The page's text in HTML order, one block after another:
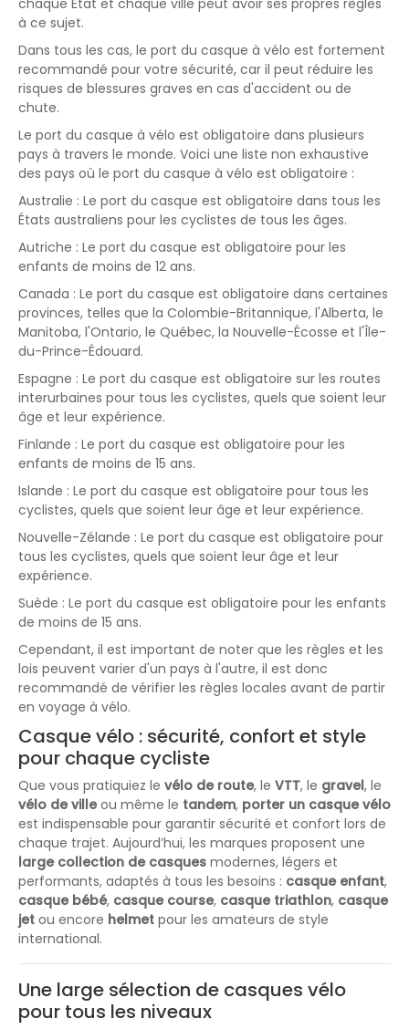
chaque État et chaque ville peut avoir ses propres règles
à ce sujet.
Dans tous les cas, le port du casque à vélo est fortement
recommandé pour votre sécurité, car il peut réduire les
risques de blessures graves en cas d'accident ou de
chute.
Le port du casque à vélo est obligatoire dans plusieurs
pays à travers le monde. Voici une liste non exhaustive
des pays où le port du casque à vélo est obligatoire :
Australie : Le port du casque est obligatoire dans tous les
États australiens pour les cyclistes de tous les âges.
Autriche : Le port du casque est obligatoire pour les
enfants de moins de 12 ans.
Canada : Le port du casque est obligatoire dans certaines
provinces, telles que la Colombie-Britannique, l'Alberta, le
Manitoba, l'Ontario, le Québec, la Nouvelle-Écosse et l'Île-
du-Prince-Édouard.
Espagne : Le port du casque est obligatoire sur les routes
interurbaines pour tous les cyclistes, quels que soient leur
âge et leur expérience.
Finlande : Le port du casque est obligatoire pour les
enfants de moins de 15 ans.
Islande : Le port du casque est obligatoire pour tous les
cyclistes, quels que soient leur âge et leur expérience.
Nouvelle-Zélande : Le port du casque est obligatoire pour
tous les cyclistes, quels que soient leur âge et leur
expérience.
Suède : Le port du casque est obligatoire pour les enfants
de moins de 15 ans.
Cependant, il est important de noter que les règles et les
lois peuvent varier d'un pays à l'autre, il est donc
recommandé de vérifier les règles locales avant de partir
en voyage à vélo.
Casque vélo : sécurité, confort et style
pour chaque cycliste
Que vous pratiquiez le vélo de route, le VTT, le gravel, le
vélo de villeou même le tandem, porter un casque vélo
est indispensable pour garantir sécurité et confort lors de
chaque trajet. Aujourd’hui, les marques proposent une
large collection de casques modernes, légers et
performants, adaptés à tous les besoins : casque enfant,
casque bébé, casque course, casque triathlon, casque
jet ou encore helmet pour les amateurs de style
international.
Une large sélection de casques vélo
pour tous les niveaux